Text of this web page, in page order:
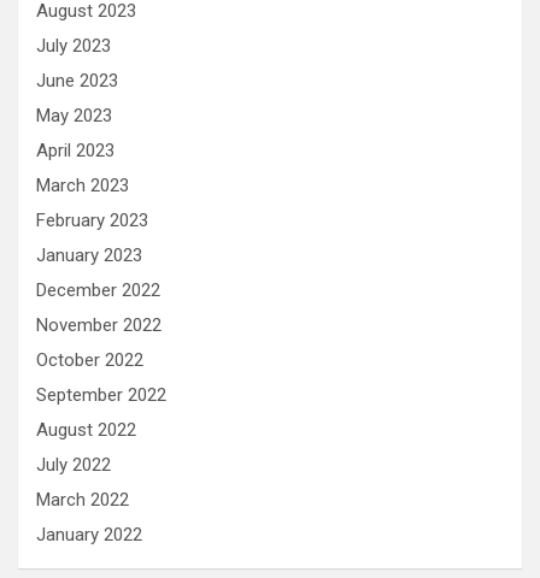
August 2023
July 2023
June 2023
May 2023
April 2023
March 2023
February 2023
January 2023
December 2022
November 2022
October 2022
September 2022
August 2022
July 2022
March 2022
January 2022